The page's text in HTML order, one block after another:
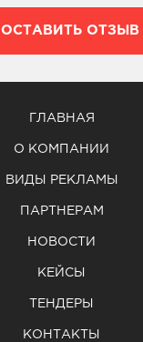
ОСТАВИТЬ ОТЗЫВ
ГЛАВНАЯ
О КОМПАНИИ
ВИДЫ РЕКЛАМЫ
ПАРТНЕРАМ
НОВОСТИ
КЕЙСЫ
ТЕНДЕРЫ
КОНТАКТЫ